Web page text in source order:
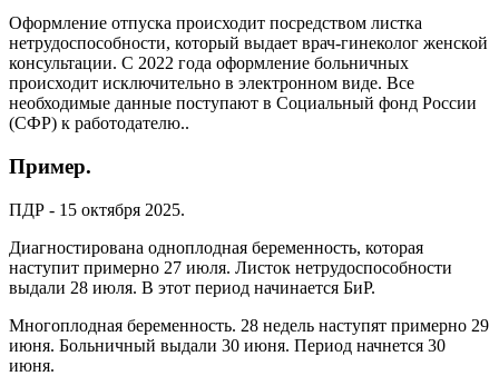
Оформление отпуска происходит посредством листка
нетрудоспособности, который выдает врач-гинеколог женской
консультации. С 2022 года оформление больничных
происходит исключительно в электронном виде. Все
необходимые данные поступают в Социальный фонд России
(СФР) к работодателю..
Пример.
ПДР - 15 октября 2025.
Диагностирована одноплодная беременность, которая
наступит примерно 27 июля. Листок нетрудоспособности
выдали 28 июля. В этот период начинается БиР.
Многоплодная беременность. 28 недель наступят примерно 29
июня. Больничный выдали 30 июня. Период начнется 30
июня.